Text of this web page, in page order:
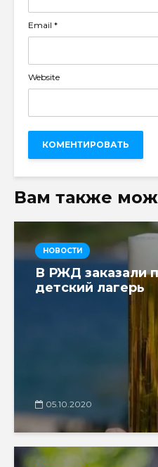
Email *
Website
Вам также
НОВОСТИ
В РЖД заказали
детский лагерь
05.10.2020